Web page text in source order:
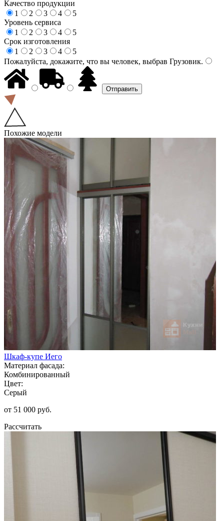
Качество продукции
1
2 3 4
5
Уровень сервиса
1
2 3 4
5
Срок изготовления
1
2 3 4
5
Пожалуйста, докажите, что вы человек, выбрав Грузовик.
Похожие модели
Шкаф-купе Иего
Материал фасада:
Комбинированный
Цвет:
Серый
от 51 000 руб.
Рассчитать